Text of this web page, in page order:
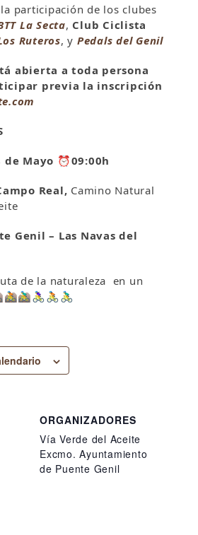
participación de los clubes
La Secta, Club Ciclista
Ruteros, y Pedals del Genil
abierta a toda persona
previa la inscripción
de Mayo ⏰09:00h
Real, Camino Natural
Genil – Las Navas del
de la naturaleza en un
🚵🚵‍♂️ 🚴‍♀️ 🚴 🚴‍♂️
ORGANIZADORES
Vía Verde del Aceite
Excmo. Ayuntamiento
de Puente Genil